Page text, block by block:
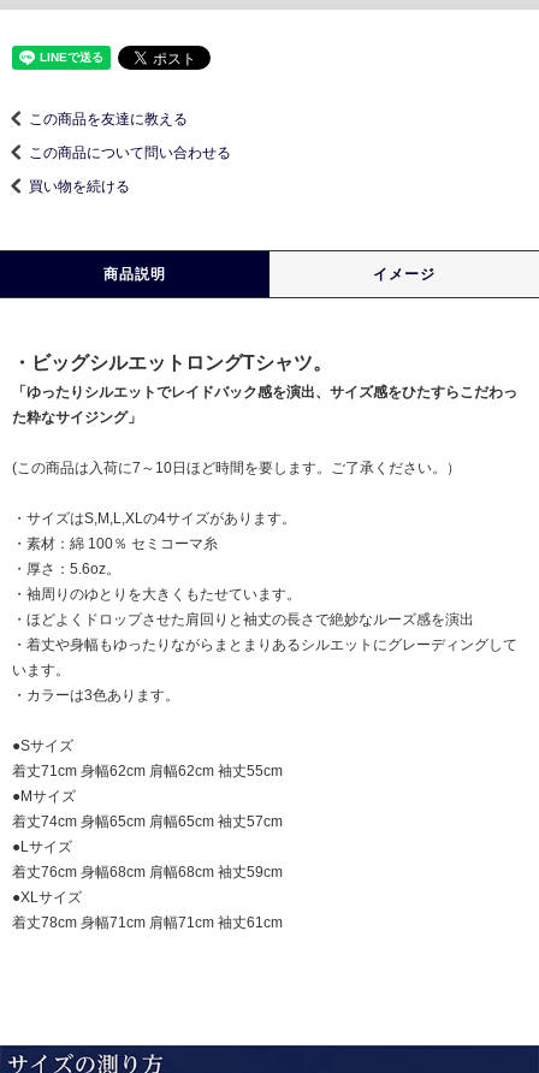
この商品を友達に教える
この商品について問い合わせる
買い物を続ける
商品説明 イメージ
・ビッグシルエットロングTシャツ。
「ゆったりシルエットでレイドバック感を演出、サイズ感をひたすらこだわっ
た粋なサイジング」
(この商品は入荷に7～10日ほど時間を要します。ご了承ください。）
・サイズはS,M,L,XLの4サイズがあります。
・素材：綿 100％ セミコーマ糸
・厚さ：5.6oz。
・袖周りのゆとりを大きくもたせています。
・ほどよくドロップさせた肩回りと袖丈の長さで絶妙なルーズ感を演出
・着丈や身幅もゆったりながらまとまりあるシルエットにグレーディングして
います。
・カラーは3色あります。
●Sサイズ
着丈71cm 身幅62cm 肩幅62cm 袖丈55cm
●Mサイズ
着丈74cm 身幅65cm 肩幅65cm 袖丈57cm
●Lサイズ
着丈76cm 身幅68cm 肩幅68cm 袖丈59cm
●XLサイズ
着丈78cm 身幅71cm 肩幅71cm 袖丈61cm